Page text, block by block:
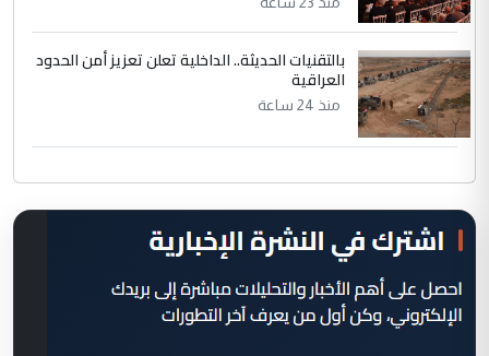
بالتقنيات الحديثة.. الداخلية تعلن تعزيز أمن الحدود
العراقية
منذ 24 ساعة